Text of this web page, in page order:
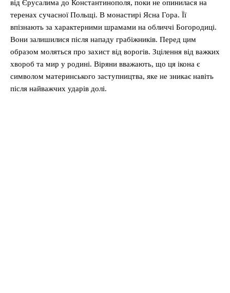
від Єрусалима до Константинополя, поки не опинилася на
теренах сучасної Польщі. В монастирі Ясна Гора. Її
впізнають за характерними шрамами на обличчі Богородиці.
Вони залишилися після нападу грабіжників. Перед цим
образом моляться про захист від ворогів. Зцілення від важких
хвороб та мир у родині. Віряни вважають, що ця ікона є
символом материнського заступництва, яке не зникає навіть
після найважчих ударів долі.